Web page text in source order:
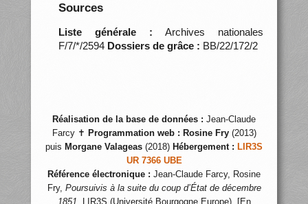
Sources
Liste générale : Archives nationales
F/7/*/2594 Dossiers de grâce : BB/22/172/2
Réalisation de la base de données : Jean-Claude
Farcy ✝ Programmation web : Rosine Fry(2013)
puis Morgane Valageas (2018) Hébergement : LIR3S
UR 7366 UBE
Référence électronique : Jean-Claude Farcy, Rosine
Fry, Poursuivis à la suite du coup d’État de décembre
1851 , LIR3S (Université Bourgogne Europe), [En